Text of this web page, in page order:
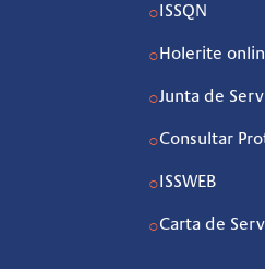
○ISSQN
○Holerite
○Junta de
○Consultar
○ISSWEB
○Carta de